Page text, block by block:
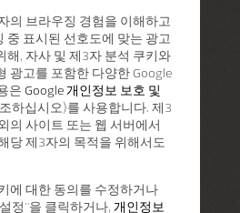
의 브라우징 경험을 이해하고
중 표시된 선호도에 맞는 광고
해, 자사 및 제3자 분석 쿠키와
광고를 포함한 다양한 Google
은 Google 개인정보 보호 및
하십시오)를 사용합니다. 제3
의 사이트 또는 웹 서버에서
당 제3자의 목적을 위해서도
에 대한 동의를 수정하거나
정"을 클릭하거나, 개인정보